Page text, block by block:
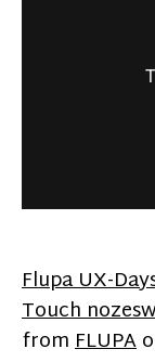
Flupa UX-
Touch
fromFLUPA